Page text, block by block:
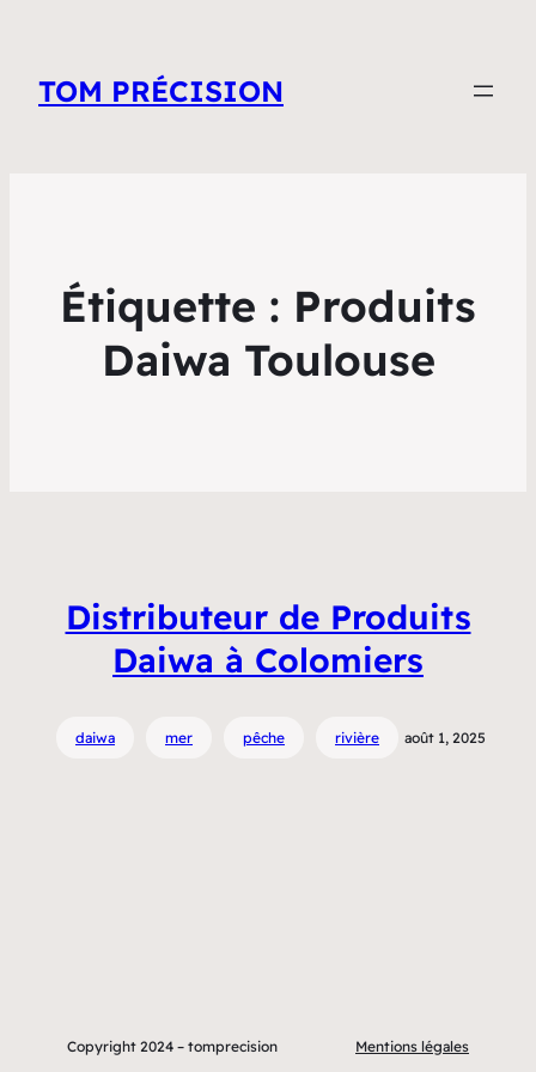
TOM PRÉCISION
Étiquette : Produits
Daiwa Toulouse
Distributeur de Produits
Daiwa à Colomiers
daiwa mer pêche rivière août 1, 2025
Copyright 2024 – tomprecision Mentions légales